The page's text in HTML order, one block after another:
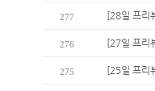
277 [28일 프리
276 [27일 프리
275 [25일 프리